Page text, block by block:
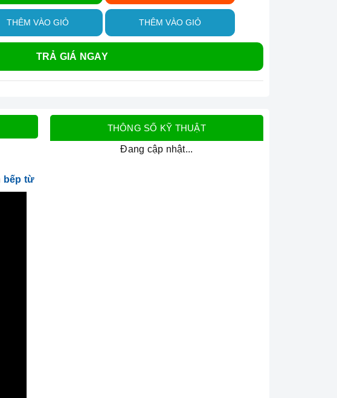
THÊM VÀO GIỎ THÊM VÀO GIỎ
TRẢ GIÁ NGAY
bếp từ
THÔNG SỐ KỸ THUẬT
Đang cập nhật...